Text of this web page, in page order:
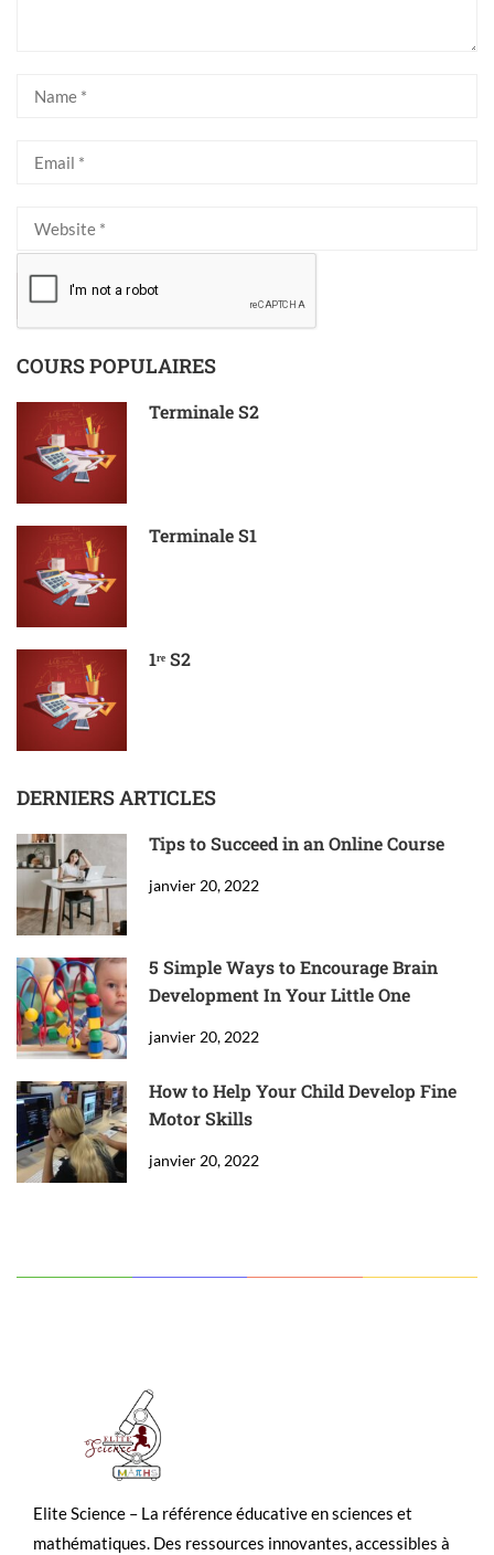
COURS POPULAIRES
Terminale S2
Terminale S1
1ʳᵉ S2
DERNIERS ARTICLES
Tips to Succeed in an Online Course
janvier 20, 2022
5 Simple Ways to Encourage Brain
Development In Your Little One
janvier 20, 2022
How to Help Your Child Develop Fine
Motor Skills
janvier 20, 2022
Elite Science – La référence éducative en sciences et
mathématiques. Des ressources innovantes, accessibles à